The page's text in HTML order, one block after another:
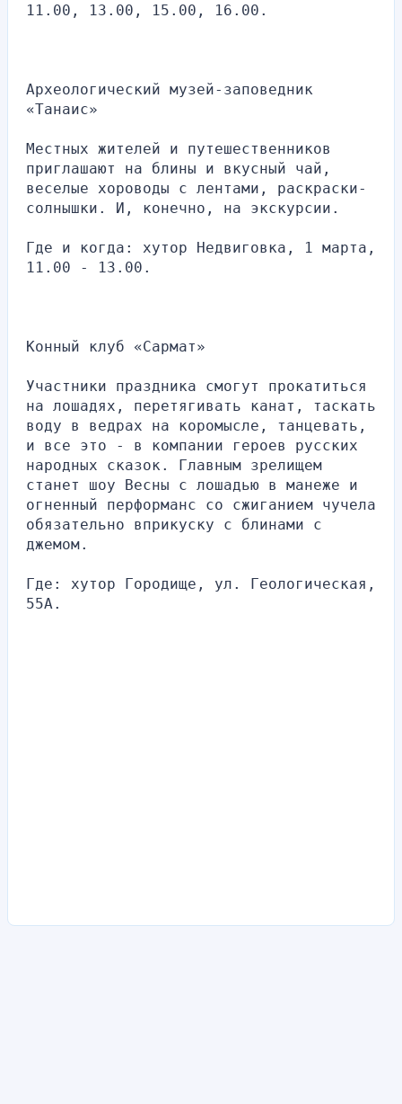
11.00, 13.00, 15.00, 16.00.
Археологический музей-заповедник
«Танаис»
Местных жителей и путешественников
приглашают на блины и вкусный чай,
веселые хороводы с лентами, раскраски-
солнышки. И, конечно, на экскурсии.
Где и когда: хутор Недвиговка, 1 марта,
11.00 - 13.00.
Конный клуб «Сармат»
Участники праздника смогут прокатиться
на лошадях, перетягивать канат, таскать
воду в ведрах на коромысле, танцевать,
и все это - в компании героев русских
народных сказок. Главным зрелищем
станет шоу Весны с лошадью в манеже и
огненный перформанс со сжиганием чучела
обязательно вприкуску с блинами с
джемом.
Где: хутор Городище, ул. Геологическая,
55А.